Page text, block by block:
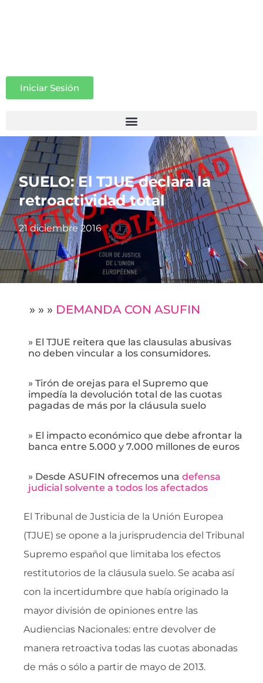
Iniciar Sesión
SUELO: El TJUE declara la
retroactividad total
21 diciembre 2016
» » » DEMANDA CON ASUFIN
» El TJUE reitera que las clausulas abusivas
no deben vincular a los consumidores.
» Tirón de orejas para el Supremo que
impedía la devolución total de las cuotas
pagadas de más por la cláusula suelo
» El impacto económico que debe afrontar la
banca entre 5.000 y 7.000 millones de euros
» Desde ASUFIN ofrecemos una defensa
judicial solvente a todos los afectados
El Tribunal de Justicia de la Unión Europea
(TJUE) se opone a la jurisprudencia del Tribunal
Supremo español que limitaba los efectos
restitutorios de la cláusula suelo. Se acaba así
con la incertidumbre que había originado la
mayor división de opiniones entre las
Audiencias Nacionales: entre devolver de
manera retroactiva todas las cuotas abonadas
de más o sólo a partir de mayo de 2013.